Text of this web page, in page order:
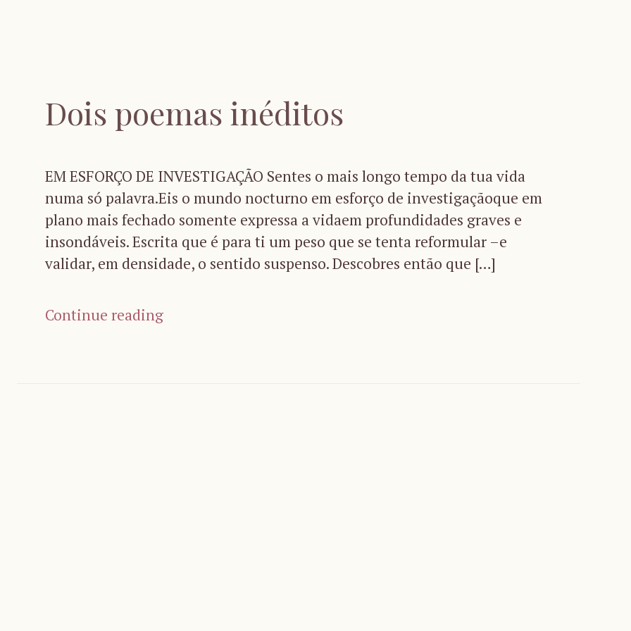
Dois poemas inéditos
EM ESFORÇO DE INVESTIGAÇÃO Sentes o mais longo tempo da tua vida
numa só palavra.Eis o mundo nocturno em esforço de investigaçãoque em
plano mais fechado somente expressa a vidaem profundidades graves e
insondáveis. Escrita que é para ti um peso que se tenta reformular –e
validar, em densidade, o sentido suspenso. Descobres então que […]
Continue reading